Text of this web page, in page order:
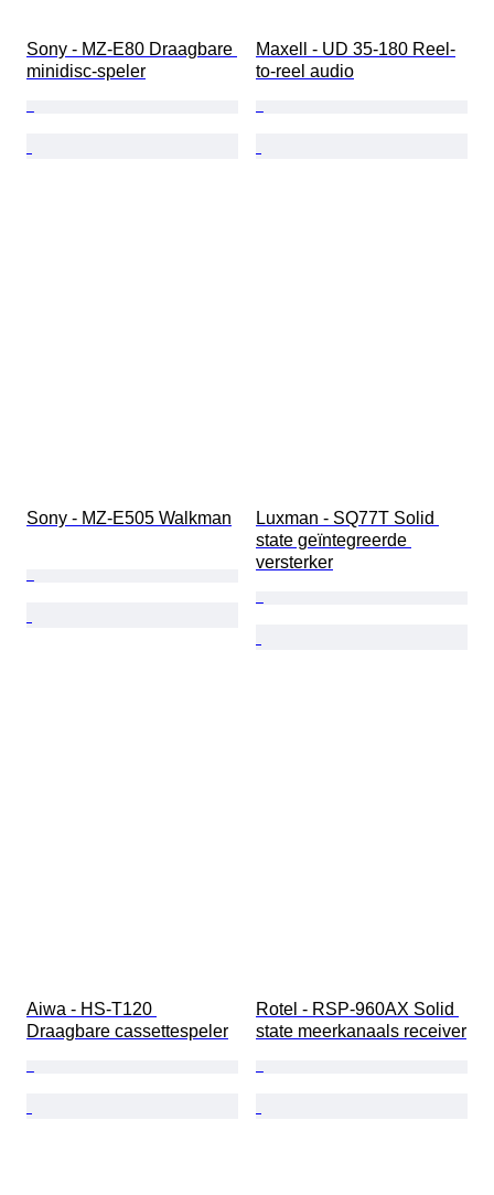
Sony - MZ-E80 Draagbare
minidisc-speler
Maxell - UD 35-180 Reel-
to-reel audio
Sony - MZ-E505 Walkman
Luxman - SQ77T Solid
state geïntegreerde
versterker
Aiwa - HS-T120
Draagbare cassettespeler
Rotel - RSP-960AX Solid
state meerkanaals receiver